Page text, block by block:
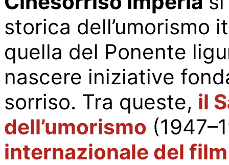
storica dell’umorismo
quella del Ponente
nascere iniziative
sorriso. Tra queste, il
dell’umorismo
internazionale del